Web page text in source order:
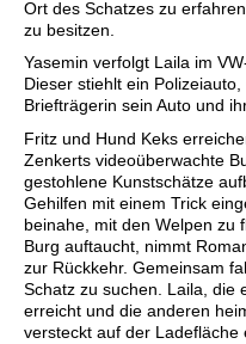
Ort des Schatzes zu
zu besitzen.
Yasemin verfolgt Laila im
Dieser stiehlt ein
Briefträgerin sein Auto und
Fritz und Hund Keks
Zenkerts videoüberwachte
gestohlene Kunstschätze
Gehilfen mit einem Trick
beinahe, mit den Welpen zu
Burg auftaucht, nimmt
zur Rückkehr. Gemeinsam
Schatz zu suchen. Laila, die
erreicht und die anderen
versteckt auf der Ladefläche